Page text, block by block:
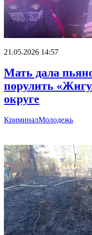
21.05.2026 14:57
Мать дала
порулить
округе
КриминалМолодежь